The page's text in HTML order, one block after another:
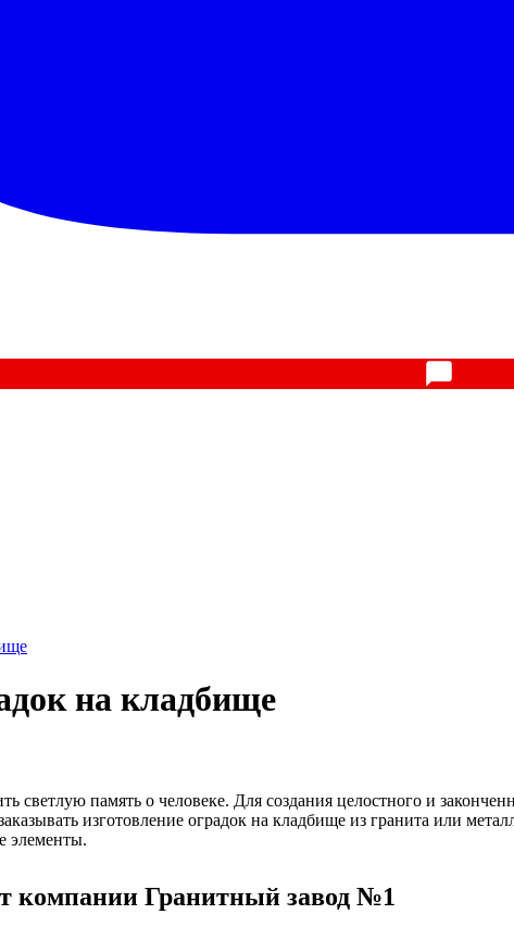
на кладбище
светлую память о человеке. Для создания целостного и
изготовление оградок на кладбище из гранита или
элементы.
компании Гранитный завод №1